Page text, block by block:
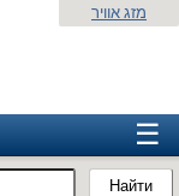
Найти
מזג אוויר
☰